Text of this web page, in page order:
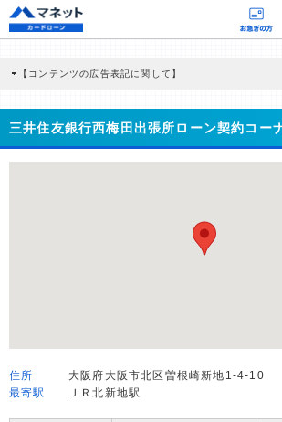
【コンテンツの広告表記に関して】
商品を根拠なくPRするものではなく、当編集部の調査／ユ
どに基づき、公平性を担保した情報提供を行っています。
>提携企業一覧
三井住友銀行西梅田出張所ローン契約コー
住所
大阪府大阪市北区曽根崎新地1-4-10
最寄駅
ＪＲ北新地駅